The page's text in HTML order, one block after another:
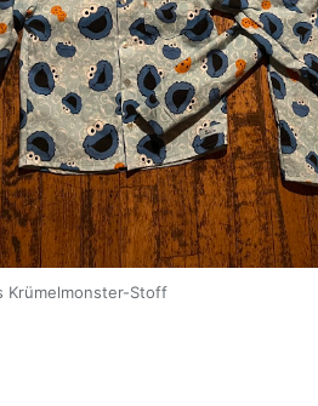
Krümelmonster-Stoff